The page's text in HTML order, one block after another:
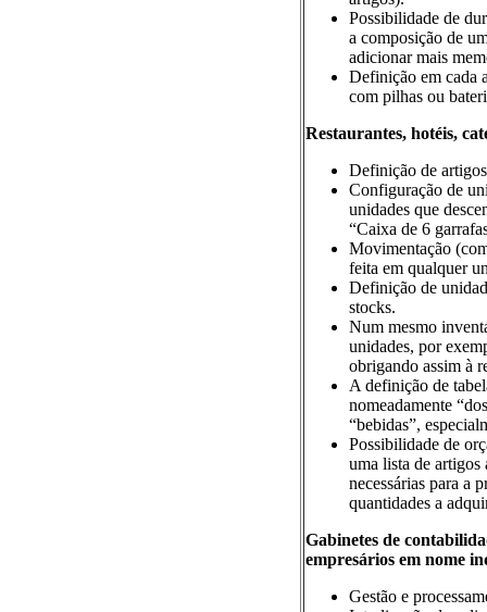
Possibilidade de
a composição de
adicionar mais
Definição em cada
com pilhas ou
Restaurantes, hotéis,
Definição de
Configuração de
unidades que
“Caixa de 6
Movimentação
feita em qualquer
Definição de
stocks.
Num mesmo
unidades, por
obrigando assim à
A definição de
nomeadamente
“bebidas”,
Possibilidade de
uma lista de artigos
necessárias para a
quantidades a
Gabinetes de
empresários em nome
Gestão e